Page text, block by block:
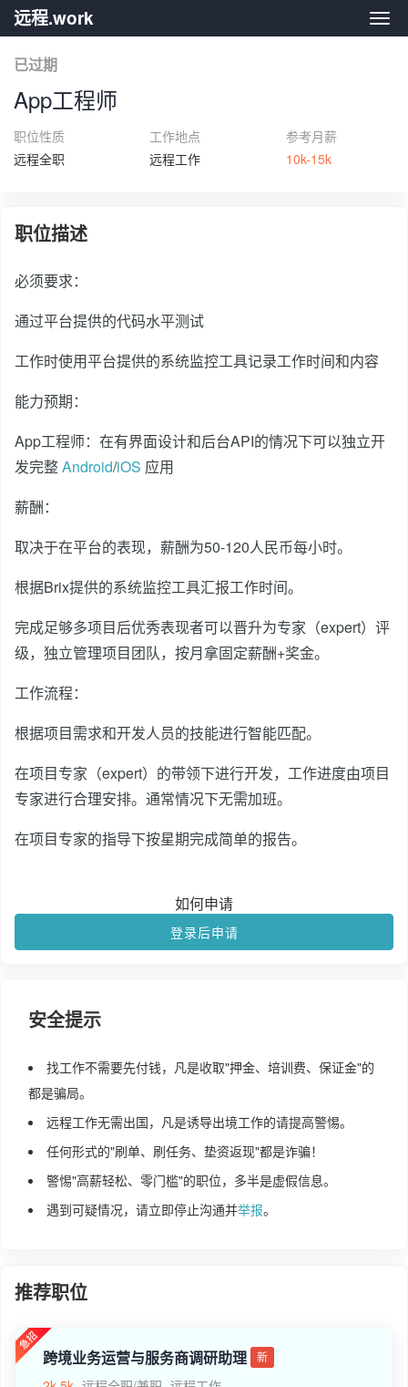
远
远程.work
已过期
App工程师
职位性质
远程全职
工作地点
远程工作
参考月薪
10k-15k
职位描述
必须要求：
通过平台提供的代码水平测试
工作时使用平台提供的系统监控工具记录工作时间和内容
能力预期：
App工程师：在有界面设计和后台API的情况下可以独立开
发完整Android/iOS 应用
薪酬：
取决于在平台的表现，薪酬为50-120人民币每小时。
根据Brix提供的系统监控工具汇报工作时间。
完成足够多项目后优秀表现者可以晋升为专家（expert）评
级，独立管理项目团队，按月拿固定薪酬+奖金。
工作流程：
根据项目需求和开发人员的技能进行智能匹配。
在项目专家（expert）的带领下进行开发，工作进度由项目
专家进行合理安排。通常情况下无需加班。
在项目专家的指导下按星期完成简单的报告。
如何申请
登录后申请
安全提示
找工作不需要先付钱，凡是收取"押金、培训费、保证金"的
都是骗局。
远程工作无需出国，凡是诱导出境工作的请提高警惕。
任何形式的"刷单、刷任务、垫资返现"都是诈骗！
警惕"高薪轻松、零门槛"的职位，多半是虚假信息。
遇到可疑情况，请立即停止沟通并举报。
推荐职位
跨境业务运营与服务商调研助理 新